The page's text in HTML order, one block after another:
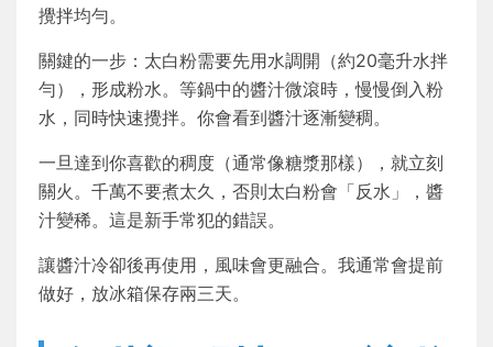
攪拌均勻。
關鍵的一步：太白粉需要先用水調開（約20毫升水拌
勻），形成粉水。等鍋中的醬汁微滾時，慢慢倒入粉
水，同時快速攪拌。你會看到醬汁逐漸變稠。
一旦達到你喜歡的稠度（通常像糖漿那樣），就立刻
關火。千萬不要煮太久，否則太白粉會「反水」，醬
汁變稀。這是新手常犯的錯誤。
讓醬汁冷卻後再使用，風味會更融合。我通常會提前
做好，放冰箱保存兩三天。